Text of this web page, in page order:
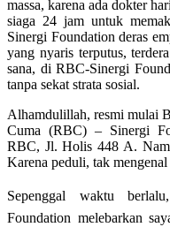
massa, karena ada dokter
siaga 24 jam untuk
Sinergi Foundation deras
yang nyaris terputus,
sana, di RBC-Sinergi
tanpa sekat strata sosial.
Alhamdulillah, resmi mulai
Cuma (RBC) – Sinergi
RBC, Jl. Holis 448 A.
Karena peduli, tak mengenal
Sepenggal waktu
Foundation melebarkan